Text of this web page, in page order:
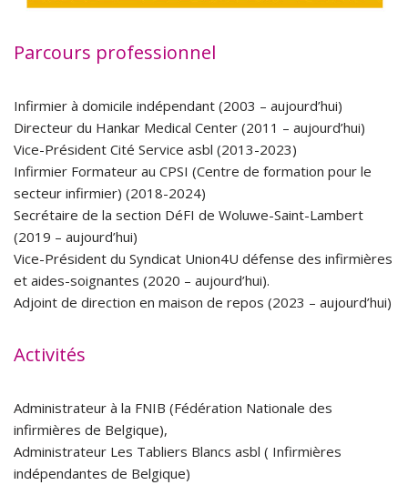
Parcours professionnel
Infirmier à domicile indépendant (2003 – aujourd’hui)
Directeur du Hankar Medical Center (2011 – aujourd’hui)
Vice-Président Cité Service asbl (2013-2023)
Infirmier Formateur au CPSI (Centre de formation pour le
secteur infirmier) (2018-2024)
Secrétaire de la section DéFI de Woluwe-Saint-Lambert
(2019 – aujourd’hui)
Vice-Président du Syndicat Union4U défense des infirmières
et aides-soignantes (2020 – aujourd’hui).
Adjoint de direction en maison de repos (2023 – aujourd’hui)
Activités
Administrateur à la FNIB (Fédération Nationale des
infirmières de Belgique),
Administrateur Les Tabliers Blancs asbl ( Infirmières
indépendantes de Belgique)